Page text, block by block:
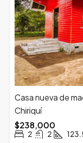
Casa nueva de
Chiriquí
$238,000
2 2